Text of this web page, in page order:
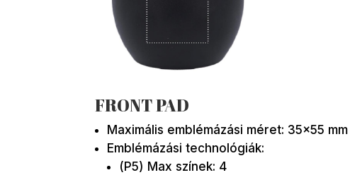
FRONT PAD
Maximális emblémázási méret: 35×55 mm
Emblémázási technológiák:
(P5) Max színek: 4